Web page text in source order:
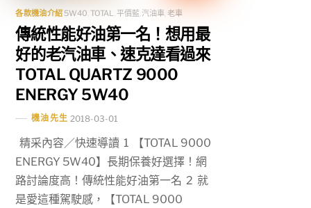
各款機油介紹 5W40 TOTAL 平價藍, 汽油車 老車
傳統性能好油第一名！想用最
好的老汽油車、速克達看過來
TOTAL QUARTZ 9000
ENERGY 5W40
機油先生 2018-03-01
精采內容／快速導讀 1 【TOTAL 9000
ENERGY 5W40】長期保養好選擇！網
路討論度高！傳統性能好油第一名 2 就
是愛這種駕駛感，【TOTAL 9000